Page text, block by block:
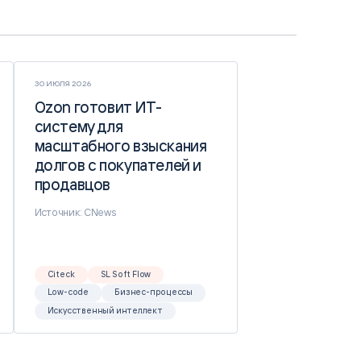
30 ИЮЛЯ 2026
Ozon готовит ИТ-
систему для
масштабного взыскания
долгов с покупателей и
продавцов
Ozon готовит ИТ-
систему для
масштабного взыскания
долгов с покупателей и
продавцов
Источник: CNews
Citeck
SL Soft Flow
Low-code
Бизнес-процессы
Искусственный интеллект